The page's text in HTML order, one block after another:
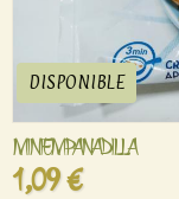
DISPONIBLE
MINIEMPANADILLA
1,09 €